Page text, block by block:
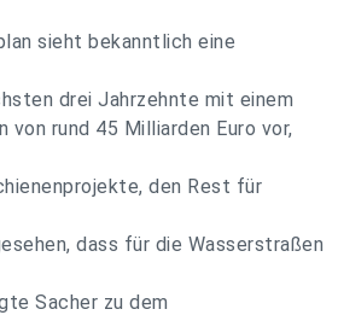
sieht bekanntlich eine
drei Jahrzehnte mit einem
von rund 45 Milliarden Euro vor,
den Rest für
dass für die Wasserstraßen
Sacher zu dem